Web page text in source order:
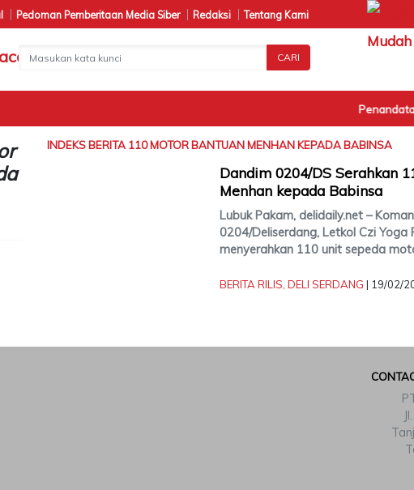
Pedoman Pemberitaan Media Siber Redaksi Tentang Kami
CARI
INDEKS BERITA 110 MOTOR BANTUAN MENHAN KEPADA BABINSA
Dandim 0204/DS Serahkan
Menhan kepada Babinsa
Lubuk Pakam, delidaily.net –
0204/Deliserdang, Letkol Czi Yoga
menyerahkan 110 unit sepeda
BERITA RILIS ,DELI SERDANG | 19/02/